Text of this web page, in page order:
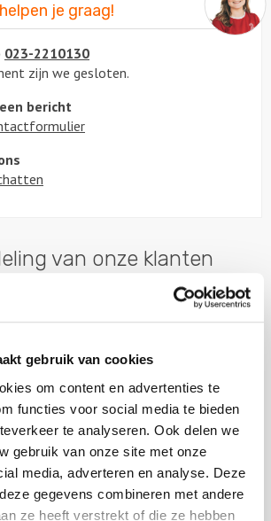
gebruik van cookies
om content en advertenties te
functies voor social media te bieden
te analyseren. Ook delen we
gebruik van onze site met onze
media, adverteren en analyse. Deze
gegevens combineren met andere
ze heeft verstrekt of die ze hebben
je graag!
023-2210130
zijn we gesloten.
bericht
van onze klanten
een review